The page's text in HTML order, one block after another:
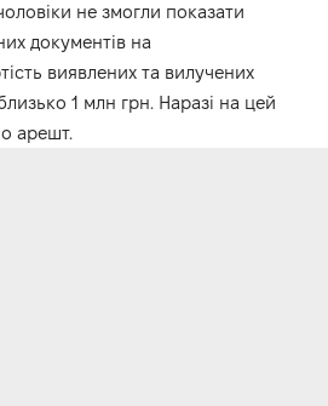
не змогли показати
документів на
виявлених та вилучених
1 млн грн. Наразі на цей
арешт.